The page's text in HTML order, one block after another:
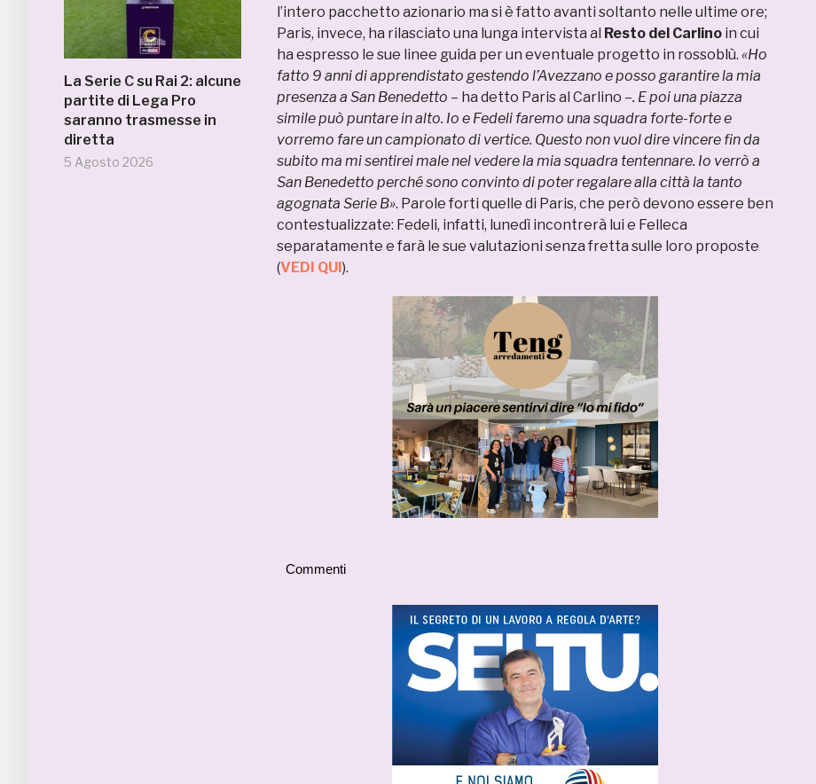
La Serie C su Rai 2: alcune
partite di Lega Pro
saranno trasmesse in
diretta
5 Agosto 2026
l’intero pacchetto azionario ma si è fatto avanti soltanto nelle ultime ore;
Paris, invece, ha rilasciato una lunga intervista al Resto del Carlino in cui
ha espresso le sue linee guida per un eventuale progetto in rossoblù. «Ho
fatto 9 anni di apprendistato gestendo l’Avezzano e posso garantire la mia
presenza a San Benedetto – ha detto Paris al Carlino –. E poi una piazza
simile può puntare in alto. Io e Fedeli faremo una squadra forte-forte e
vorremo fare un campionato di vertice. Questo non vuol dire vincere fin da
subito ma mi sentirei male nel vedere la mia squadra tentennare. Io verrò a
San Benedetto perché sono convinto di poter regalare alla città la tanto
agognata Serie B». Parole forti quelle di Paris, che però devono essere ben
contestualizzate: Fedeli, infatti, lunedì incontrerà lui e Felleca
separatamente e farà le sue valutazioni senza fretta sulle loro proposte
(VEDI QUI).
Commenti